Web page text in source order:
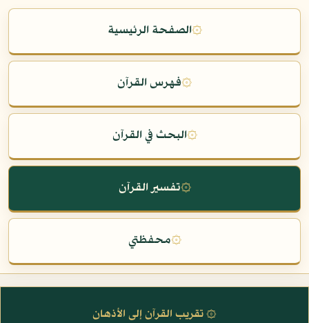
۞الصفحة الرئيسية
۞فهرس القرآن
۞البحث في القرآن
۞تفسير القرآن
۞محفظتي
۞ تقريب القرآن إلى الأذهان